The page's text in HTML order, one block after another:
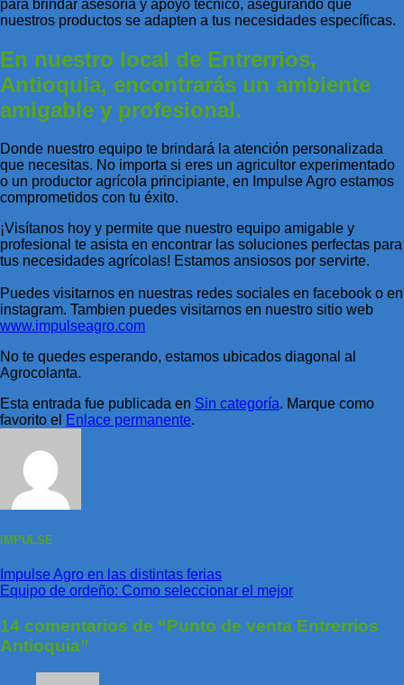
para brindar asesoría y apoyo técnico, asegurando que
nuestros productos se adapten a tus necesidades específicas.
En nuestro local de Entrerrios,
Antioquia, encontrarás un ambiente
amigable y profesional.
Donde nuestro equipo te brindará la atención personalizada
que necesitas. No importa si eres un agricultor experimentado
o un productor agrícola principiante, en Impulse Agro estamos
comprometidos con tu éxito.
¡Visítanos hoy y permite que nuestro equipo amigable y
profesional te asista en encontrar las soluciones perfectas para
tus necesidades agrícolas! Estamos ansiosos por servirte.
Puedes visitarnos en nuestras redes sociales en facebook o en
instagram. Tambien puedes visitarnos en nuestro sitio web
www.impulseagro.com
No te quedes esperando, estamos ubicados diagonal al
Agrocolanta.
Esta entrada fue publicada en Sin categoría. Marque como
favorito el
Enlace permanente.
IMPULSE
Impulse Agro en las distintas ferias
Equipo de ordeño: Como seleccionar el mejor
14 comentarios de “Punto de venta Entrerrios
Antioquia”